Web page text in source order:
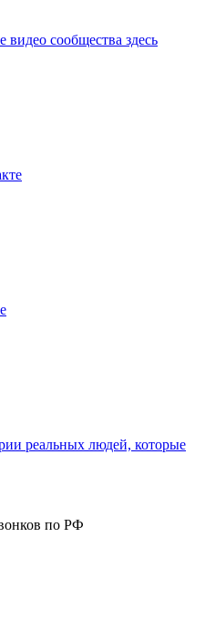
видео сообщества здесь
реальных людей, которые
по РФ